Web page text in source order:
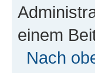
einem
Nach